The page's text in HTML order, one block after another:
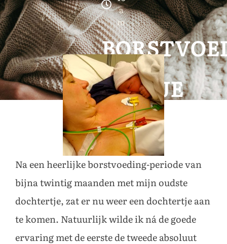
a
m
IN
SPANJE
Na een heerlijke borstvoeding-periode van
bijna twintig maanden met mijn oudste
dochtertje, zat er nu weer een dochtertje aan
te komen. Natuurlijk wilde ik ná de goede
ervaring met de eerste de tweede absoluut